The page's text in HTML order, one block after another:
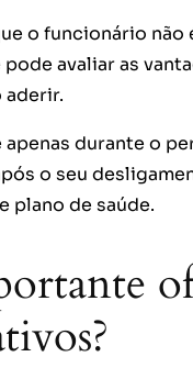
o funcionário não
avaliar as
aderir.
durante o
o seu
plano de saúde.